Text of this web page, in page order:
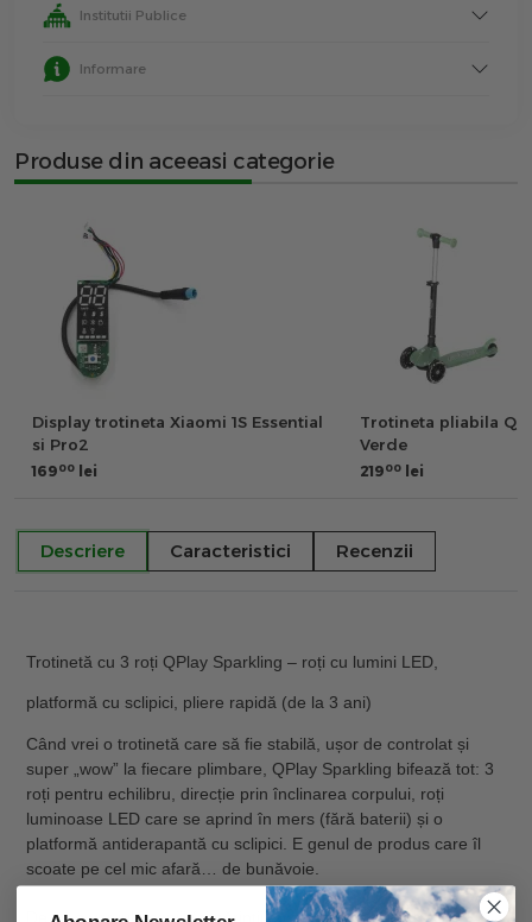
Institutii Publice
Informare
Produse din aceeasi categorie
Display trotineta Xiaomi 1S Essential
si Pro2
16900 lei
Trotineta pliabila
Verde
21900 lei
Descriere Caracteristici Recenzii
Trotinetă cu 3 roți QPlay Sparkling – roți cu lumini LED,
platformă cu sclipici, pliere rapidă (de la 3 ani)
Când vrei o trotinetă care să fie stabilă, ușor de controlat și
super „wow” la fiecare plimbare, QPlay Sparkling bifează tot: 3
roți pentru echilibru, direcție prin înclinarea corpului, roți
luminoase LED care se aprind în mers (fără baterii) și o
platformă antiderapantă cu sclipici. E genul de produs care îl
scoate pe cel mic afară… de bunăvoie.
De ce o vor iubi copiii (și părinții)